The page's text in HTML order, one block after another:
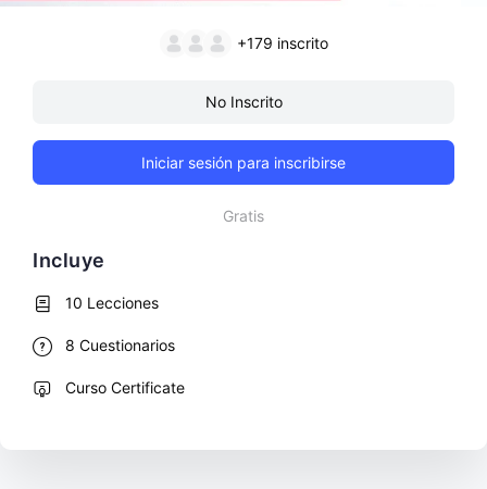
+179 inscrito
No Inscrito
Iniciar sesión para inscribirse
Gratis
Incluye
10 Lecciones
8 Cuestionarios
Curso Certificate